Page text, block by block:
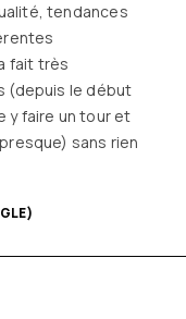
tendances
fait très
(depuis le début
y faire un tour et
sans rien